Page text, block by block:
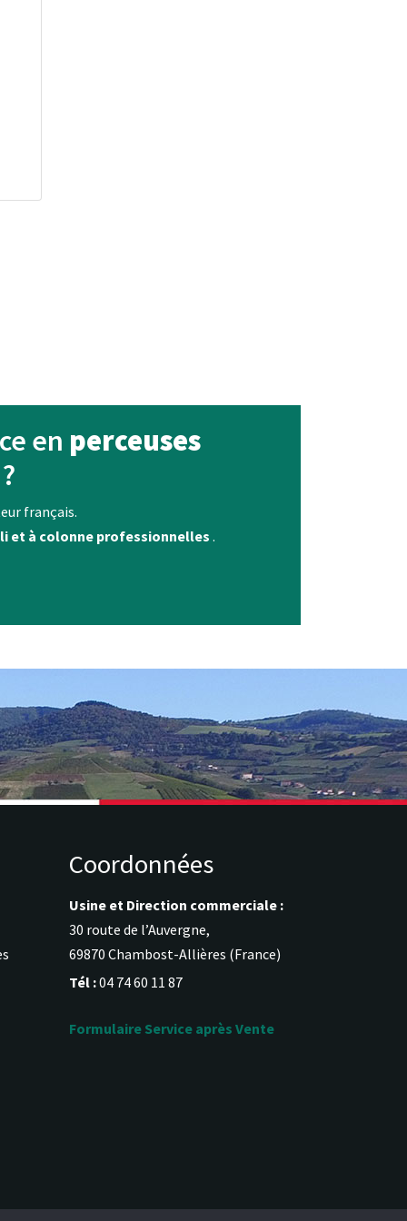
en perceuses
français.
et à colonne professionnelles .
Coordonnées
Usine et Direction commerciale :
30 route de l’Auvergne,
69870 Chambost-Allières (France)
Tél :04 74 60 11 87
Formulaire Service après Vente